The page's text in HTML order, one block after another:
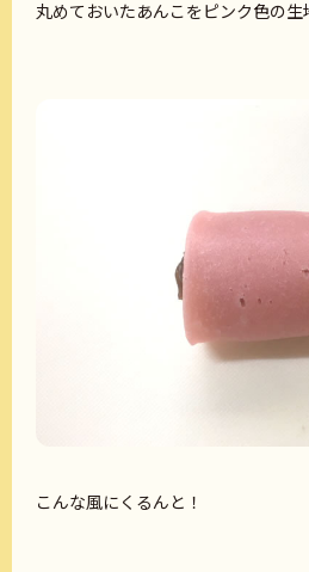
丸めておいたあんこをピンク色の生
こんな風にくるんと！